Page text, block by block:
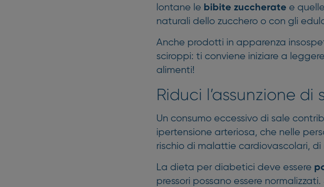
lontane le bibite zuccherate e
naturali dello zucchero o con gli
Anche prodotti in apparenza
sciroppi: ti conviene iniziare a
alimenti!
Riduci l’assunzione di
Un consumo eccessivo di sale
ipertensione arteriosa, che nelle
rischio di malattie cardiovascolari,
La dieta per diabetici deve essere
pressori possano essere